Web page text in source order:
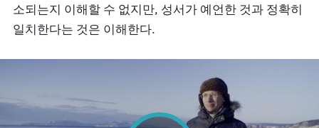
소되는지 이해할 수 없지만, 성서가 예언한 것과 정확히
일치한다는 것은 이해한다.